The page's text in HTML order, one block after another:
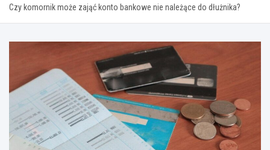
Czy komornik może zająć konto bankowe nie należące do dłużnika?